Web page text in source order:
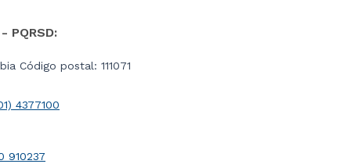
PQRSD:
Código postal: 111071
4377100
910237